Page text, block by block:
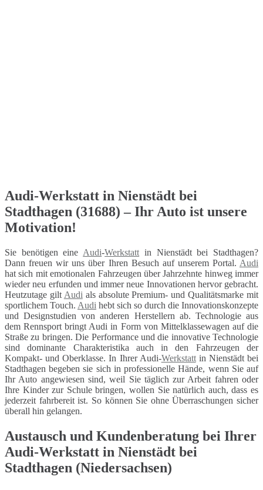
Audi-Werkstatt in Nienstädt bei
Stadthagen (31688) – Ihr Auto ist unsere
Motivation!
Sie benötigen eine Audi-Werkstatt in Nienstädt bei Stadthagen?
Dann freuen wir uns über Ihren Besuch auf unserem Portal. Audi
hat sich mit emotionalen Fahrzeugen über Jahrzehnte hinweg immer
wieder neu erfunden und immer neue Innovationen hervor gebracht.
Heutzutage gilt Audi als absolute Premium- und Qualitätsmarke mit
sportlichem Touch. Audi hebt sich so durch die Innovationskonzepte
und Designstudien von anderen Herstellern ab. Technologie aus
dem Rennsport bringt Audi in Form von Mittelklassewagen auf die
Straße zu bringen. Die Performance und die innovative Technologie
sind dominante Charakteristika auch in den Fahrzeugen der
Kompakt- und Oberklasse. In Ihrer Audi-Werkstattin Nienstädt bei
Stadthagen begeben sie sich in professionelle Hände, wenn Sie auf
Ihr Auto angewiesen sind, weil Sie täglich zur Arbeit fahren oder
Ihre Kinder zur Schule bringen, wollen Sie natürlich auch, dass es
jederzeit fahrbereit ist. So können Sie ohne Überraschungen sicher
überall hin gelangen.
Austausch und Kundenberatung bei Ihrer
Audi-Werkstatt in Nienstädt bei
Stadthagen (Niedersachsen)